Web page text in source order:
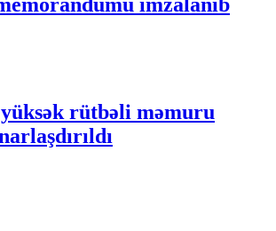
imzalanıb
yüksək rütbəli məmuru